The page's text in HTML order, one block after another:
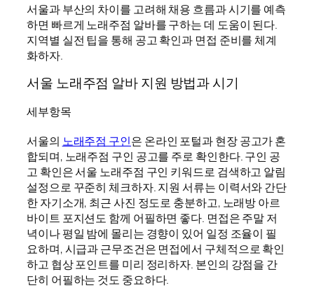
서울과 부산의 차이를 고려해 채용 흐름과 시기를 예측
하면 빠르게 노래주점 알바를 구하는 데 도움이 된다.
지역별 실전 팁을 통해 공고 확인과 면접 준비를 체계
화하자.
서울 노래주점 알바 지원 방법과 시기
세부항목
서울의 노래주점 구인은 온라인 포털과 현장 공고가 혼
합되며, 노래주점 구인 공고를 주로 확인한다. 구인 공
고 확인은 서울 노래주점 구인 키워드로 검색하고 알림
설정으로 꾸준히 체크하자. 지원 서류는 이력서와 간단
한 자기소개, 최근 사진 정도로 충분하고, 노래방 아르
바이트 포지션도 함께 어필하면 좋다. 면접은 주말 저
녁이나 평일 밤에 몰리는 경향이 있어 일정 조율이 필
요하며, 시급과 근무조건은 면접에서 구체적으로 확인
하고 협상 포인트를 미리 정리하자. 본인의 강점을 간
단히 어필하는 것도 중요하다.